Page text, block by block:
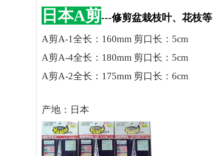
日本A剪---修剪盆栽枝叶、花枝等
A剪A-1全长： 160mm 剪口长： 5cm
A剪A-4全长： 180mm 剪口长： 5cm
A剪A-2全长： 175mm 剪口长： 6cm
产地：日本